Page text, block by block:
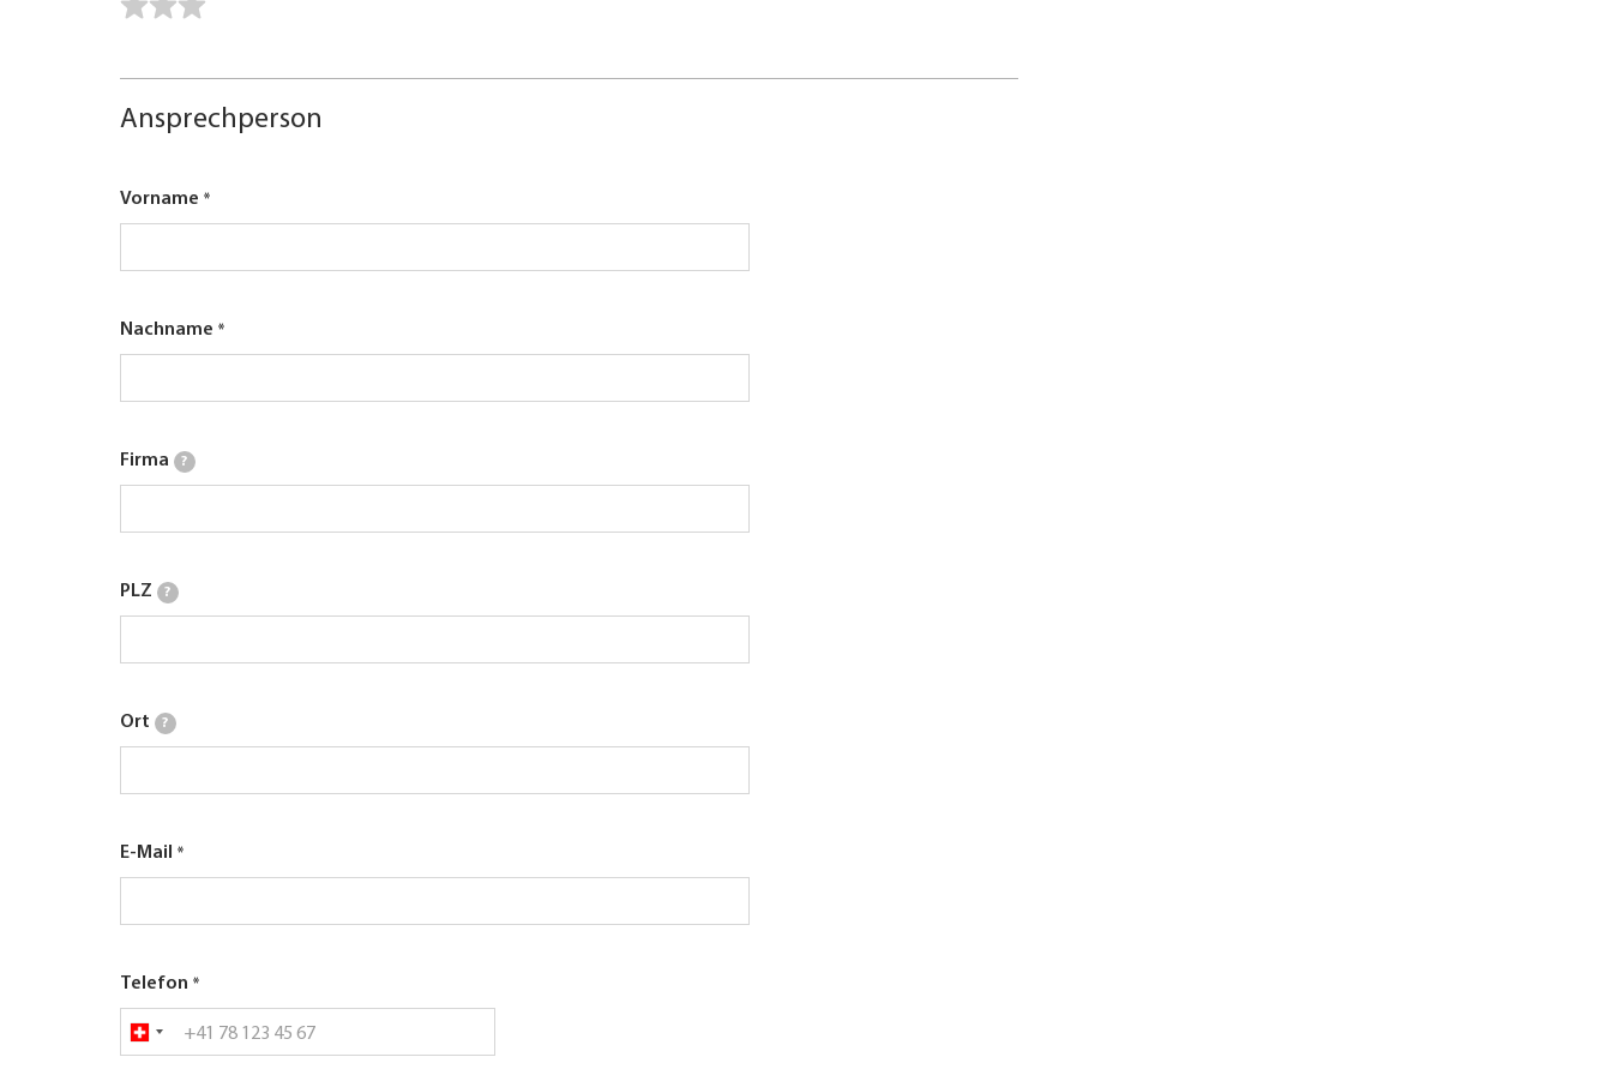
Ansprechperson
Vorname
Nachname
Firma ?
PLZ ?
Ort ?
E-Mail
Telefon